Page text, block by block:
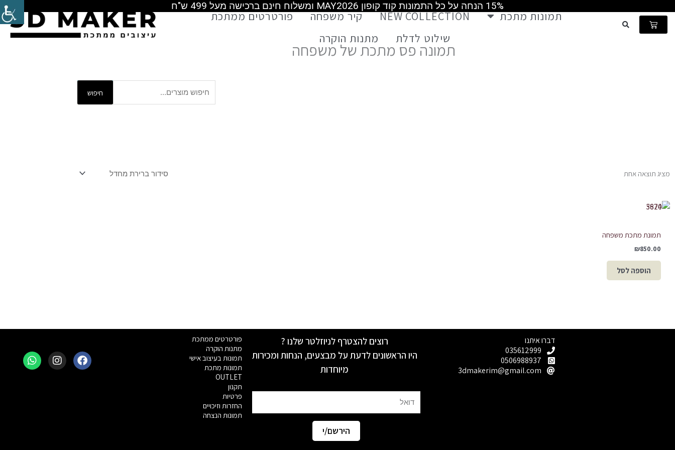
לתוכן
משלוח חינם מעל 399 ש"ח
משלוח חינם מעל 399 ש"ח
משלוח חינם מעל 499 ש"ח 15% הנחה על כל התמונות קוד קופון MAY2026 ומשלוח חינם ברכישה מעל 499 ש"ח
עגלת
קניות
תמונות מתכת NEW COLLECTION קיר משפחה
פורטרטים ממתכת
שילוט לדלת
מתנות הוקרה
תמונה פס מתכת של משפחה
עבור:
חיפוש
מציג תוצאה אחת
תמונת מתכת משפחה
₪850.00
הוספה לסל
דברו איתנו
035612999
0506988937
3dmakerim@gmail.com
רוצים להצטרף לניוזלטר שלנו ?
היו הראשונים לדעת על מבצעים, הנחות ומכירות
מיוחדות
הירשם/י
פורטרטים ממתכת
מתנות הוקרה
תמונות בעיצוב אישי
תמונות מתכת
OUTLET
תקנון
פרטיות
החזרות וזיכויים
תמונות הנצחה